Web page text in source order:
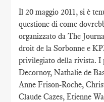
Il 20 maggio 2011, si è
questione di come
organizzato da The
droit de la Sorbonne e
privilegiato della rivista. I
Decornoy, Nathalie de
Anne Frison-Roche,
Claude Cazes, Etienne